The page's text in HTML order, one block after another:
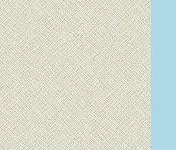
ต้นไม้ไร้ชื่อ หรือว่า
ชื่อ "ลิ้นมังกรแคระ"
ตามที่แม่ค้าบอก
ทิลแลนด์เซีย, เอื้อง
พร้าว และ ขิงม่วง
หญ้าไผ่จืด (ไผ่ร้อ
กอ)
POGONATHERUM
PANICEUM
(LAMK) HACK.
กุมาริกา หรือ ช่อ